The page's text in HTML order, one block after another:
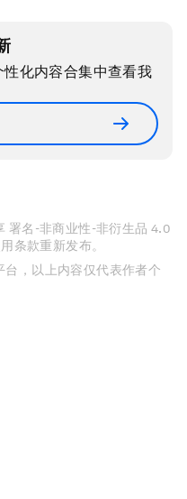
化内容合集中查看我
署名-非商业性-非衍生品 4.0
条款重新发布。
，以上内容仅代表作者个